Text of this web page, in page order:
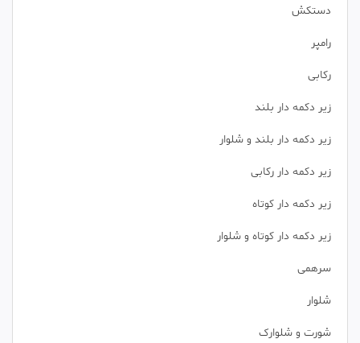
دستکش
رامپر
رکابی
زیر دکمه دار بلند
زیر دکمه دار بلند و شلوار
زیر دکمه دار رکابی
زیر دکمه دار کوتاه
زیر دکمه دار کوتاه و شلوار
سرهمی
شلوار
شورت و شلوارک